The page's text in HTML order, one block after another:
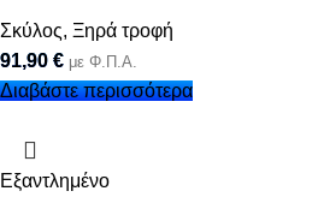
Σκύλος, Ξηρά τροφή
91,90 € με Φ.Π.Α.
Διαβάστε περισσότερα
Εξαντλημένο